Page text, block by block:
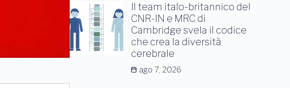
Il team italo-britannico del
CNR-IN e MRC di
Cambridge svela il codice
che crea la diversità
cerebrale
ago 7, 2026